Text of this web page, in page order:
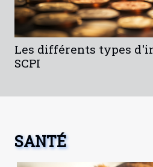
Les différents types
SCPI
SANTÉ